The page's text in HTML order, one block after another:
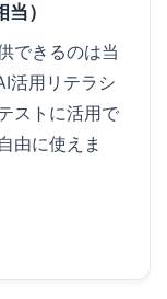
）
できるのは当
活用リテラシ
ストに活用で
由に使えま